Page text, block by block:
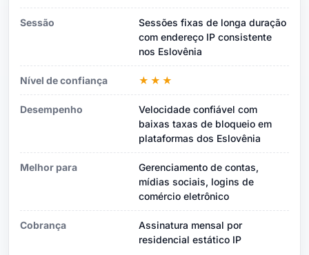
Sessão
Sessões fixas de longa duração
com endereço IP consistente
nos Eslovênia
Nível de confiança ★★★
Desempenho
Velocidade confiável com
baixas taxas de bloqueio em
plataformas dos Eslovênia
Melhor para
Gerenciamento de contas,
mídias sociais, logins de
comércio eletrônico
Cobrança
Assinatura mensal por
residencial estático IP